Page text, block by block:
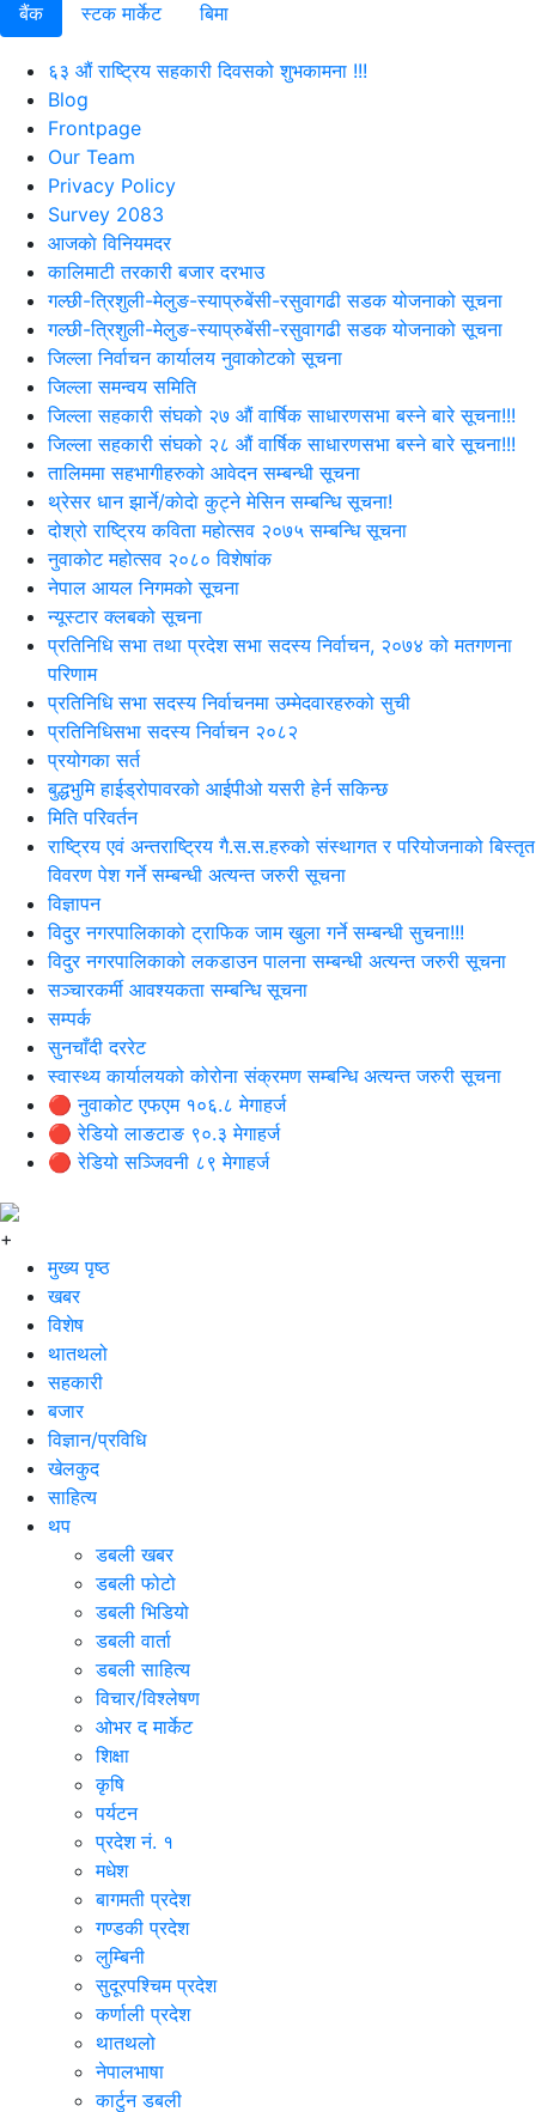
बैंक स्टक मार्केट बिमा
६३ औं राष्ट्रिय सहकारी दिवसको शुभकामना !!!
Blog
Frontpage
Our Team
Privacy Policy
Survey 2083
आजकाे विनियमदर
कालिमाटी तरकारी बजार दरभाउ
गल्छी-त्रिशुली-मेलुङ-स्याप्रुबेंसी-रसुवागढी सडक योजनाको सूचना
गल्छी-त्रिशुली-मेलुङ-स्याप्रुबेंसी-रसुवागढी सडक योजनाको सूचना
जिल्ला निर्वाचन कार्यालय नुवाकोटको सूचना
जिल्ला समन्वय समिति
जिल्ला सहकारी संघको २७ औं वार्षिक साधारणसभा बस्ने बारे सूचना!!!
जिल्ला सहकारी संघको २८ औं वार्षिक साधारणसभा बस्ने बारे सूचना!!!
तालिममा सहभागीहरुको आवेदन सम्बन्धी सूचना
थ्रेसर धान झार्ने/काेदाे कुट्ने मेसिन सम्बन्धि सूचना!
दोश्रो राष्ट्रिय कविता महोत्सव २०७५ सम्बन्धि सूचना
नुवाकोट महोत्सव २०८० विशेषांक
नेपाल आयल निगमको सूचना
न्यूस्टार क्लबको सूचना
प्रतिनिधि सभा तथा प्रदेश सभा सदस्य निर्वाचन, २०७४ को मतगणना
परिणाम
प्रतिनिधि सभा सदस्य निर्वाचनमा उम्मेदवारहरुको सुची
प्रतिनिधिसभा सदस्य निर्वाचन २०८२
प्रयोगका सर्त
बुद्धभुमि हाईड्रोपावरको आईपीओ यसरी हेर्न सकिन्छ
मिति परिवर्तन
राष्ट्रिय एवं अन्तराष्ट्रिय गै.स.स.हरुको संस्थागत र परियोजनाको बिस्तृत
विवरण पेश गर्ने सम्बन्धी अत्यन्त जरुरी सूचना
विज्ञापन
विदुर नगरपालिकाको ट्राफिक जाम खुला गर्ने सम्बन्धी सुचना!!!
विदुर नगरपालिकाको लकडाउन पालना सम्बन्धी अत्यन्त जरुरी सूचना
सञ्चारकर्मी आवश्यकता सम्बन्धि सूचना
सम्पर्क
सुनचाँदी दररेट
स्वास्थ्य कार्यालयको कोरोना संक्रमण सम्बन्धि अत्यन्त जरुरी सूचना
🔴 नुवाकोट एफएम १०६.८ मेगाहर्ज
🔴 रेडियो लाङटाङ ९०.३ मेगाहर्ज
🔴 रेडियो सञ्जिवनी ८९ मेगाहर्ज
+
मुख्य पृष्ठ
खबर
विशेष
थातथलो
सहकारी
बजार
विज्ञान/प्रविधि
खेलकुद
साहित्य
थप
डबली खबर
डबली फोटो
डबली भिडियो
डबली वार्ता
डबली साहित्य
विचार/विश्‍लेषण
ओभर द मार्केट
शिक्षा
कृषि
पर्यटन
प्रदेश नं. १
मधेश
बागमती प्रदेश
गण्डकी प्रदेश
लुम्बिनी
सुदूरपश्चिम प्रदेश
कर्णाली प्रदेश
थातथलो
नेपालभाषा
कार्टुन डबली